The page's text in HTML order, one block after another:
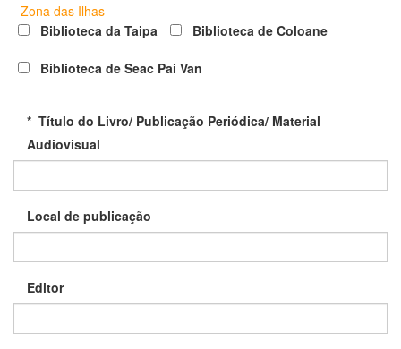
Zona das Ilhas
Biblioteca da Taipa
Biblioteca de Coloane
Biblioteca de Seac Pai Van
* Título do Livro/ Publicação Periódica/ Material
Audiovisual
Local de publicação
Editor